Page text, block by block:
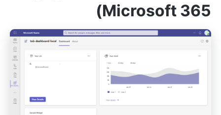
Microsoft 365)